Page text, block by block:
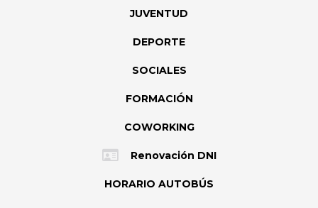
JUVENTUD
DEPORTE
SOCIALES
FORMACIÓN
COWORKING
Renovación DNI
HORARIO AUTOBÚS